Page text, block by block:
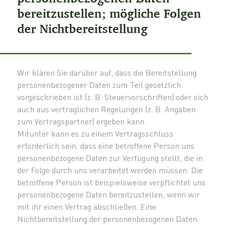
bereitzustellen; mögliche Folgen
der Nichtbereitstellung
Wir klären Sie darüber auf, dass die Bereitstellung
personenbezogener Daten zum Teil gesetzlich
vorgeschrieben ist (z. B. Steuervorschriften) oder sich
auch aus vertraglichen Regelungen (z. B. Angaben
zum Vertragspartner) ergeben kann.
Mitunter kann es zu einem Vertragsschluss
erforderlich sein, dass eine betroffene Person uns
personenbezogene Daten zur Verfügung stellt, die in
der Folge durch uns verarbeitet werden müssen. Die
betroffene Person ist beispielsweise verpflichtet uns
personenbezogene Daten bereitzustellen, wenn wir
mit ihr einen Vertrag abschließen. Eine
Nichtbereitstellung der personenbezogenen Daten